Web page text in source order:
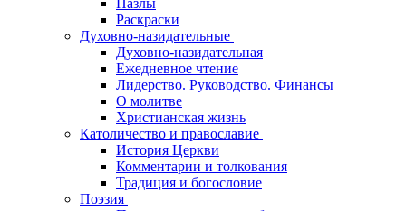
Пазлы
Раскраски
Духовно-назидательные
Духовно-назидательная
Ежедневное чтение
Лидерство. Руководство. Финансы
О молитве
Христианская жизнь
Католичество и православие
История Церкви
Комментарии и толкования
Традиция и богословие
Поэзия